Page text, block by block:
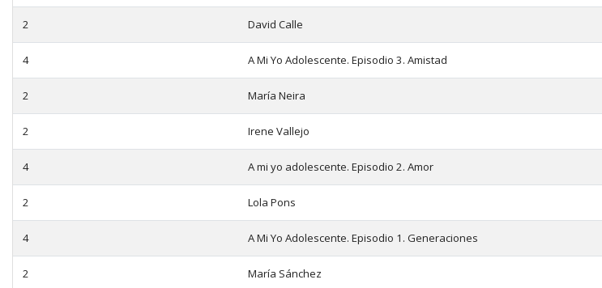
2 David Calle
4 A Mi Yo Adolescente. Episodio 3. Amistad
2 María Neira
2 Irene Vallejo
4 A mi yo adolescente. Episodio 2. Amor
2 Lola Pons
4 A Mi Yo Adolescente. Episodio 1. Generaciones
2 María Sánchez